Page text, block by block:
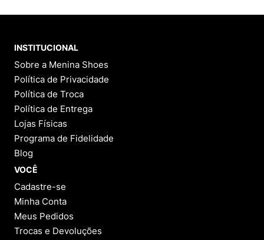
INSTITUCIONAL
Sobre a Menina Shoes
Política de Privacidade
Política de Troca
Política de Entrega
Lojas Físicas
Programa de Fidelidade
Blog
VOCÊ
Cadastre-se
Minha Conta
Meus Pedidos
Trocas e Devoluções